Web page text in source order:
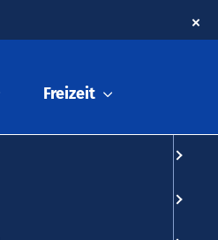
Freizeit